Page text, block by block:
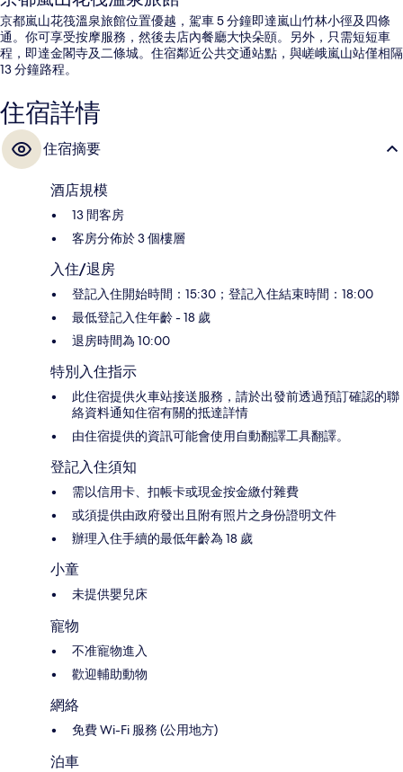
京都嵐山花筏溫泉旅館位置優越，駕車 5 分鐘即達嵐山竹林小徑及四條
通。你可享受按摩服務，然後去店內餐廳大快朵頤。另外，只需短短車
程，即達金閣寺及二條城。住宿鄰近公共交通站點，與嵯峨嵐山站僅相隔
13 分鐘路程。
住宿詳情
住宿摘要
酒店規模
13 間客房
客房分佈於 3 個樓層
入住/退房
登記入住開始時間：15:30；登記入住結束時間：18:00
最低登記入住年齡 - 18 歲
退房時間為 10:00
特別入住指示
此住宿提供火車站接送服務，請於出發前透過預訂確認的聯
絡資料通知住宿有關的抵達詳情
由住宿提供的資訊可能會使用自動翻譯工具翻譯。
登記入住須知
需以信用卡、扣帳卡或現金按金繳付雜費
或須提供由政府發出且附有照片之身份證明文件
辦理入住手續的最低年齡為 18 歲
小童
未提供嬰兒床
寵物
不准寵物進入
歡迎輔助動物
網絡
免費 Wi-Fi 服務 (公用地方)
泊車